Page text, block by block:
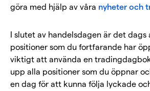
göra med hjälp av våra nyheter och
I slutet av handelsdagen är det dags
positioner som du fortfarande har
viktigt att använda en
upp alla positioner som du öppnar
en dag för att kunna följa lyckade